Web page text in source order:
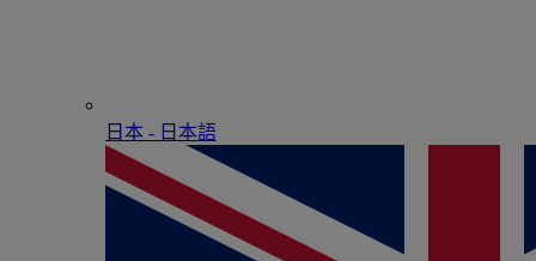
日本 - ⽇本語